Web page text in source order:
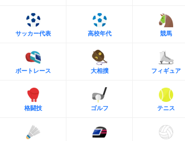
サッカー代表 高校年代 競馬
ボートレース 大相撲 フィギュア
格闘技 ゴルフ テニス